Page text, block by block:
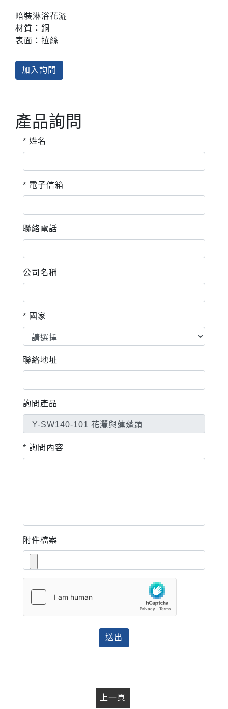
暗裝淋浴花灑
材質：銅
表面：拉絲
加入詢問
產品詢問
* 姓名
* 電子信箱
聯絡電話
公司名稱
* 國家
聯絡地址
詢問產品
* 詢問內容
附件檔案
送出
上一頁